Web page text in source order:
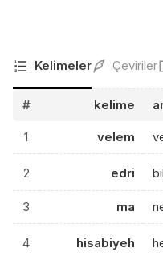
Kelimeler Çeviriler
# kelime
1 velem
2 edri
3 ma
4 hisabiyeh